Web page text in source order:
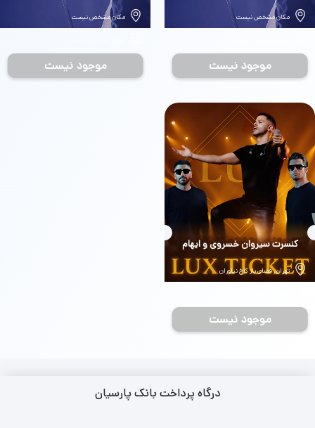
مکان مشخص نیست
موجود نیست
مکان مشخص نیست
موجود نیست
بلیط
کنسرت سیروان خسروی و ایهام
تهران، فضای باز کاخ نیاوران
موجود نیست
درگاه پرداخت بانک پارسیان